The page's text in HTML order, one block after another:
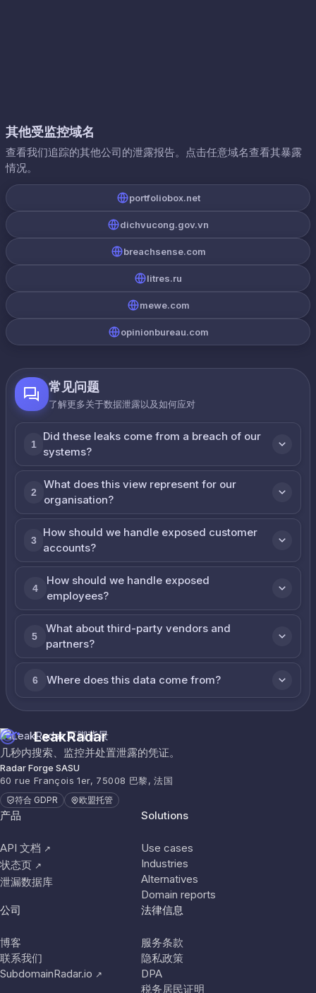
其他受监控域名
查看我们追踪的其他公司的泄露报告。点击任意域名查看其暴露
情况。
portfoliobox.net
dichvucong.gov.vn
breachsense.com
litres.ru
mewe.com
opinionbureau.com
常见问题
了解更多关于数据泄露以及如何应对
1
Did these leaks come from a breach of our
systems?
2
What does this view represent for our
organisation?
3
How should we handle exposed customer
accounts?
4
How should we handle exposed
employees?
5
What about third-party vendors and
partners?
6 Where does this data come from?
LeakRadar
几秒内搜索、监控并处置泄露的凭证。
Radar Forge SASU
60 rue François 1er, 75008 巴黎, 法国
符合 GDPR 欧盟托管
产品
API 文档 ↗
状态页 ↗
泄漏数据库
Solutions
Use cases
Industries
Alternatives
Domain reports
公司
博客
联系我们
SubdomainRadar.io ↗
法律信息
服务条款
隐私政策
DPA
税务居民证明